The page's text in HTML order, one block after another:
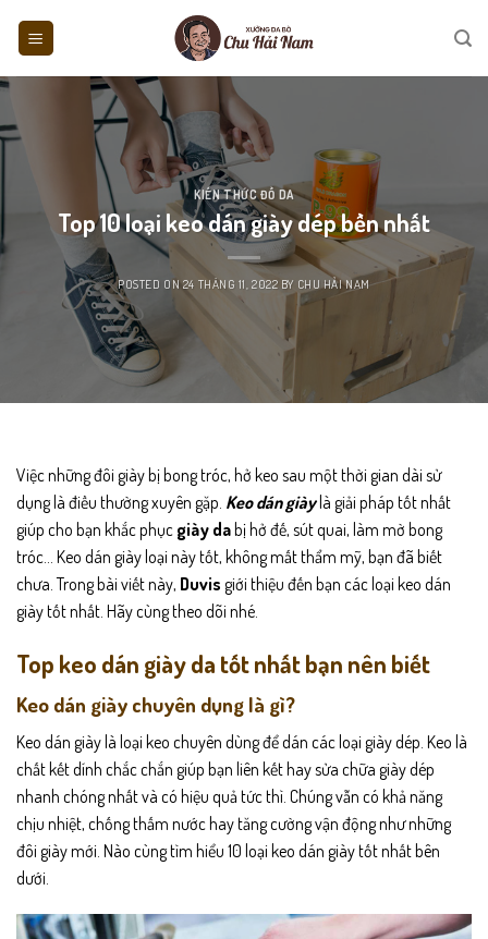
KIẾN THỨC ĐỒ DA
Top 10 loại keo dán giày dép bền nhất
POSTED ON 24 THÁNG 11, 2022 BY CHU HẢI NAM
Việc những đôi giày bị bong tróc, hở keo sau một thời gian dài sử
dụng là điều thường xuyên gặp. Keo dán giàylà giải pháp tốt nhất
giúp cho bạn khắc phục giày da bị hở đế, sút quai, làm mờ bong
tróc… Keo dán giày loại này tốt, không mất thẩm mỹ, bạn đã biết
chưa. Trong bài viết này, Duvis giới thiệu đến bạn các loại keo dán
giày tốt nhất. Hãy cùng theo dõi nhé.
Top keo dán giày da tốt nhất bạn nên biết
Keo dán giày chuyên dụng là gì?
Keo dán giày là loại keo chuyên dùng để dán các loại giày dép. Keo là
chất kết dính chắc chắn giúp bạn liên kết hay sửa chữa giày dép
nhanh chóng nhất và có hiệu quả tức thì. Chúng vẫn có khả năng
chịu nhiệt, chống thấm nước hay tăng cường vận động như những
đôi giày mới. Nào cùng tìm hiểu 10 loại keo dán giày tốt nhất bên
dưới.